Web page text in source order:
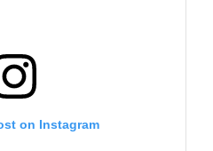
on Instagram